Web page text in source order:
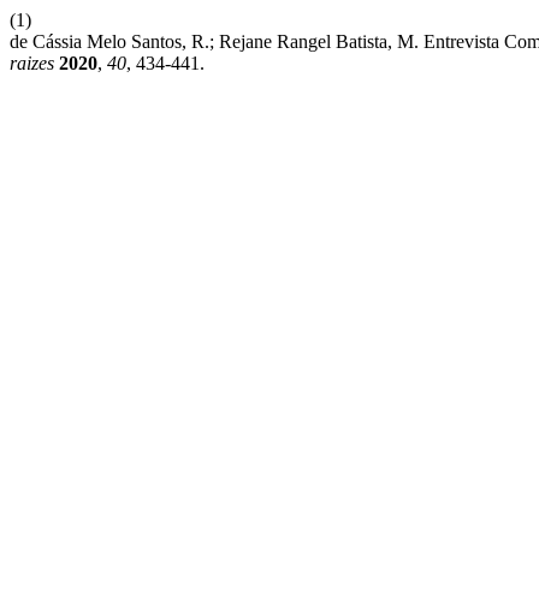
(1)
de Cássia Melo Santos, R.; Rejane Rangel Batista, M. Entrevista
raizes 2020, 40, 434-441.